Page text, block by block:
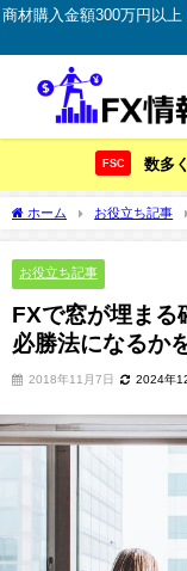
商材購入金額300万円以
FSC 数多
ホーム お役立ち記事
お役立ち記事
FXで窓が埋まる
必勝法になるか
2018年11月7日 2024年